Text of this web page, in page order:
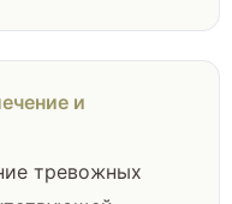
и
тревожных